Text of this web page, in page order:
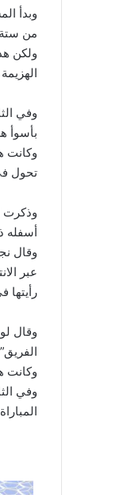
وبدأ
من ستة
الهزيمة القاسية 1 / 7 أمام نظيره
بأسوأ
وكانت
تحول
وذكرت
أسفله
وقال
عبر
رأيتها
وقال
وكانت هذه الهزيمة 1 / 7 كارثية
وفي